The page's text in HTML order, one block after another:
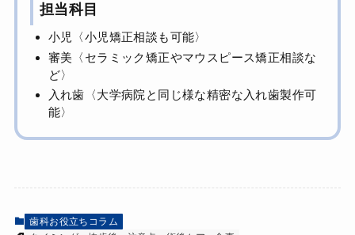
担当科目
小児〈小児矯正相談も可能〉
審美〈セラミック矯正やマウスピース矯正相談な
ど〉
入れ歯〈大学病院と同じ様な精密な入れ歯製作可
能〉
歯科お役立ちコラム